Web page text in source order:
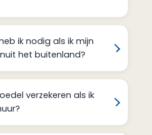
ik nodig als ik mijn
het buitenland?
verzekeren als ik